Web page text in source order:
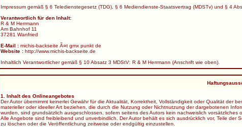
Impressum gemäß § 6 Teledienstegesetz (TDG), § 6 Mediendienste-Staatsvertrag (MDSTv) und § 4
Verantwortlich für den Inhalt:
R & M Herrmann
Am Bahnhof 11
37281 Wanfried
E-Mail : michis-backseite Ã¤t gmx punkt de
Website : http://www.michis-backseite.de
Inhaltlich Verantwortlicher gemäß § 10 Absatz 3 MDStV: R & M Herrmann (Anschrift wie oben).
1. Inhalt des Onlineangebotes
Der Autor übernimmt keinerlei Gewähr für die Aktualität, Korrektheit, Vollständigkeit oder Qualität der
materieller oder ideeller Art beziehen, die durch die Nutzung oder Nichtnutzung der dargebotenen
wurden, sind grundsätzlich ausgeschlossen, sofern seitens des Autors kein nachweislich vorsätzliches
Alle Angebote sind freibleibend und unverbindlich. Der Autor behält es sich ausdrücklich vor, Teile
zu löschen oder die Veröffentlichung zeitweise oder endgültig einzustellen.